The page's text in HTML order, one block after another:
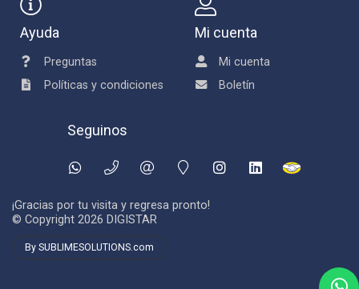
Ayuda
Preguntas
Políticas y condiciones
Mi cuenta
Mi cuenta
Boletín
Seguinos
¡Gracias por tu visita y regresa pronto!
© Copyright 2026 DIGISTAR
By SUBLIMESOLUTIONS.com